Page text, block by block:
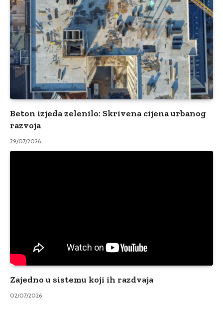
Beton izjeda zelenilo: Skrivena cijena urbanog
razvoja
29/07/2026
Zajedno u sistemu koji ih razdvaja
02/07/2026